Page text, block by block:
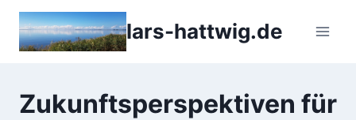
Zum
Inhalt
springen
lars-hattwig.de
Zukunftsperspektiven für